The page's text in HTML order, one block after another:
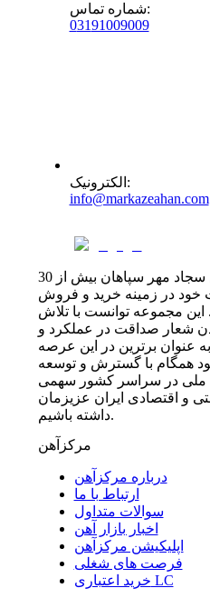
شماره تماس:
03191009009
الکترونیک :
info@markazeahan.com
مرکزآهن با نام تجاری آهن سجاد مهر سپاهان بیش از 30
در زمینه خرید و فروش
این مجموعه توانست با تلاش
شعار صداقت در عملکرد و
عنوان برترین در این عرصه
همگام با گسترش و توسعه
ملی در سراسر کشور سهمی
و اقتصادی ایران عزیزمان
داشته باشیم.
مرکزآهن
درباره مرکزآهن
ارتباط با ما
سوالات متداول
اخبار بازار آهن
اپلیکیشن مرکزآهن
فرصت های شغلی
خرید اعتباری LC